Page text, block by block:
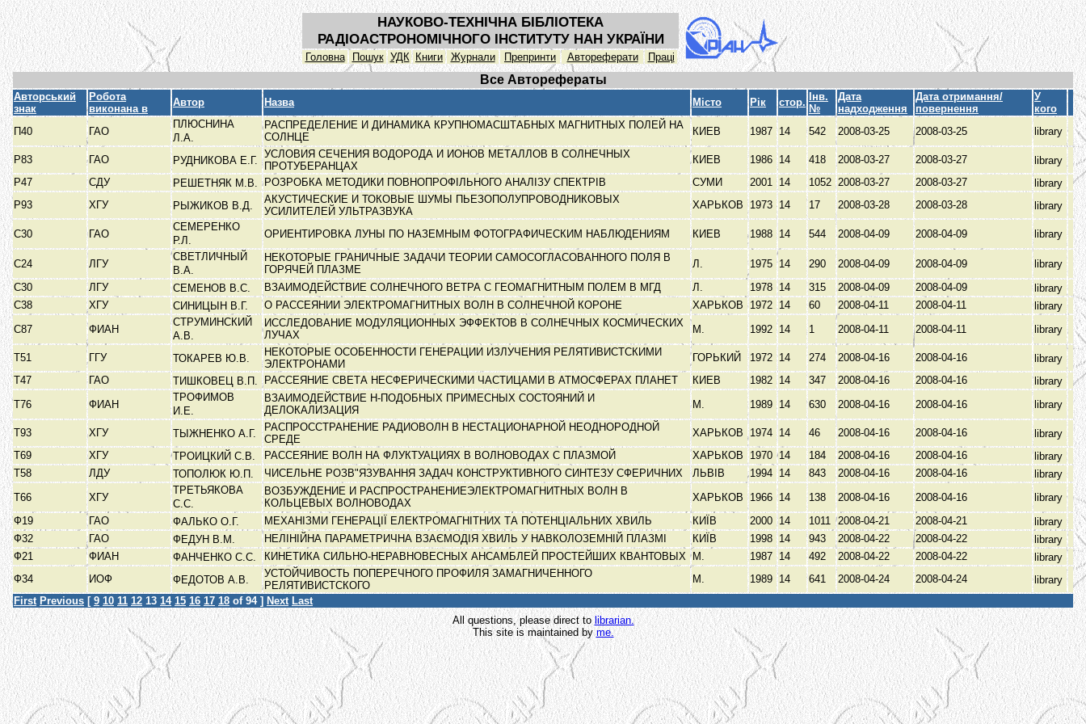
НАУКОВО-ТЕХНІЧНА БІБЛІОТЕКА
РАДІОАСТРОНОМІЧНОГО ІНСТИТУТУ НАН УКРАЇНИ
Головна Пошук УДК Книги Журнали Препринти Автореферати Праці
Все Авторефераты
Авторський
знак
Робота
виконана в
Автор Назва Місто Рік стор.
Інв.
№
Дата
надходження
Дата отримання/
повернення
У
кого
П40
ГАО
ПЛЮСНИНА
Л.А.
РАСПРЕДЕЛЕНИЕ И ДИНАМИКА КРУПНОМАСШТАБНЫХ МАГНИТНЫХ ПОЛЕЙ НА
СОЛНЦЕ
КИЕВ 1987 14 542 2008-03-25 2008-03-25 library
Р83 ГАО РУДНИКОВА Е.Г.
УСЛОВИЯ СЕЧЕНИЯ ВОДОРОДА И ИОНОВ МЕТАЛЛОВ В СОЛНЕЧНЫХ
ПРОТУБЕРАНЦАХ
КИЕВ 1986 14 418 2008-03-27 2008-03-27
library
Р47
СДУ РЕШЕТНЯК М.В. РОЗРОБКА МЕТОДИКИ ПОВНОПРОФІЛЬНОГО АНАЛІЗУ СПЕКТРІВ СУМИ 2001 14 1052 2008-03-27 2008-03-27
library
Р93
ХГУ РЫЖИКОВ В.Д.
АКУСТИЧЕСКИЕ И ТОКОВЫЕ ШУМЫ ПЬЕЗОПОЛУПРОВОДНИКОВЫХ
УСИЛИТЕЛЕЙ УЛЬТРАЗВУКА
ХАРЬКОВ 1973 14 17 2008-03-28 2008-03-28 library
С30 ГАО
СЕМЕРЕНКО
Р.Л.
ОРИЕНТИРОВКА ЛУНЫ ПО НАЗЕМНЫМ ФОТОГРАФИЧЕСКИМ НАБЛЮДЕНИЯМ КИЕВ 1988 14 544 2008-04-09 2008-04-09 library
С24 ЛГУ
СВЕТЛИЧНЫЙ
В.А.
НЕКОТОРЫЕ ГРАНИЧНЫЕ ЗАДАЧИ ТЕОРИИ САМОСОГЛАСОВАННОГО ПОЛЯ В
ГОРЯЧЕЙ ПЛАЗМЕ
Л. 1975 14 290 2008-04-09 2008-04-09
library
С30
ЛГУ СЕМЕНОВ В.С. ВЗАИМОДЕЙСТВИЕ СОЛНЕЧНОГО ВЕТРА С ГЕОМАГНИТНЫМ ПОЛЕМ В МГД Л. 1978 14 315 2008-04-09 2008-04-09
library
C38
ХГУ СИНИЦЫН В.Г. О РАССЕЯНИИ ЭЛЕКТРОМАГНИТНЫХ ВОЛН В СОЛНЕЧНОЙ КОРОНЕ ХАРЬКОВ 1972 14 60 2008-04-11 2008-04-11
library
С87
ФИАН
СТРУМИНСКИЙ
А.В.
ИССЛЕДОВАНИЕ МОДУЛЯЦИОННЫХ ЭФФЕКТОВ В СОЛНЕЧНЫХ КОСМИЧЕСКИХ
ЛУЧАХ
М. 1992 14 1 2008-04-11 2008-04-11 library
Т51 ГГУ ТОКАРЕВ Ю.В.
НЕКОТОРЫЕ ОСОБЕННОСТИ ГЕНЕРАЦИИ ИЗЛУЧЕНИЯ РЕЛЯТИВИСТСКИМИ
ЭЛЕКТРОНАМИ
ГОРЬКИЙ 1972 14 274 2008-04-16 2008-04-16
library
Т47
ГАО ТИШКОВЕЦ В.П. РАССЕЯНИЕ СВЕТА НЕСФЕРИЧЕСКИМИ ЧАСТИЦАМИ В АТМОСФЕРАХ ПЛАНЕТ КИЕВ 1982 14 347 2008-04-16 2008-04-16
library
Т76
ФИАН
ТРОФИМОВ
И.Е.
ВЗАИМОДЕЙСТВИЕ Н-ПОДОБНЫХ ПРИМЕСНЫХ СОСТОЯНИЙ И
ДЕЛОКАЛИЗАЦИЯ
М. 1989 14 630 2008-04-16 2008-04-16 library
Т93 ХГУ ТЫЖНЕНКО А.Г.
РАСПРОССТРАНЕНИЕ РАДИОВОЛН В НЕСТАЦИОНАРНОЙ НЕОДНОРОДНОЙ
СРЕДЕ
ХАРЬКОВ 1974 14 46 2008-04-16 2008-04-16
library
Т69
ХГУ ТРОИЦКИЙ С.В. РАССЕЯНИЕ ВОЛН НА ФЛУКТУАЦИЯХ В ВОЛНОВОДАХ С ПЛАЗМОЙ ХАРЬКОВ 1970 14 184 2008-04-16 2008-04-16
library
Т58
ЛДУ ТОПОЛЮК Ю.П. ЧИСЕЛЬНЕ РОЗВ"ЯЗУВАННЯ ЗАДАЧ КОНСТРУКТИВНОГО СИНТЕЗУ СФЕРИЧНИХ ЛЬВІВ 1994 14 843 2008-04-16 2008-04-16
library
Т66
ХГУ
ТРЕТЬЯКОВА
С.С.
ВОЗБУЖДЕНИЕ И РАСПРОСТРАНЕНИЕЭЛЕКТРОМАГНИТНЫХ ВОЛН В
КОЛЬЦЕВЫХ ВОЛНОВОДАХ
ХАРЬКОВ 1966 14 138 2008-04-16 2008-04-16
library
Ф19
ГАО ФАЛЬКО О.Г. МЕХАНІЗМИ ГЕНЕРАЦІЇ ЕЛЕКТРОМАГНІТНИХ ТА ПОТЕНЦІАЛЬНИХ ХВИЛЬ КИЇВ 2000 14 1011 2008-04-21 2008-04-21
library
Ф32
ГАО ФЕДУН В.М. НЕЛІНІЙНА ПАРАМЕТРИЧНА ВЗАЄМОДІЯ ХВИЛЬ У НАВКОЛОЗЕМНІЙ ПЛАЗМІ КИЇВ 1998 14 943 2008-04-22 2008-04-22
library
Ф21
ФИАН ФАНЧЕНКО С.С. КИНЕТИКА СИЛЬНО-НЕРАВНОВЕСНЫХ АНСАМБЛЕЙ ПРОСТЕЙШИХ КВАНТОВЫХ М. 1987 14 492 2008-04-22 2008-04-22
library
Ф34
ИОФ ФЕДОТОВ А.В.
УСТОЙЧИВОСТЬ ПОПЕРЕЧНОГО ПРОФИЛЯ ЗАМАГНИЧЕННОГО
РЕЛЯТИВИСТСКОГО
М. 1989 14 641 2008-04-24 2008-04-24
library
First Previous [ 9 10 11 12 13 14 15 16 17 18 of 94 ] Next Last
All questions, please direct to librarian.
This site is maintained byme.